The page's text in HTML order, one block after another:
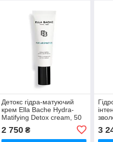
Детокс гідра-матуючий
крем Ella Bache Hydra-
Matifying Detox cream, 50
2 750₴ 3